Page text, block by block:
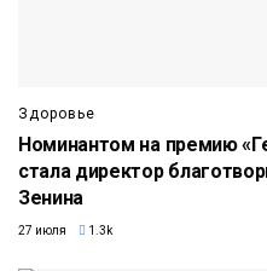
Здоровье
Номинантом на премию
стала директор
Зенина
27 июля 1.3k